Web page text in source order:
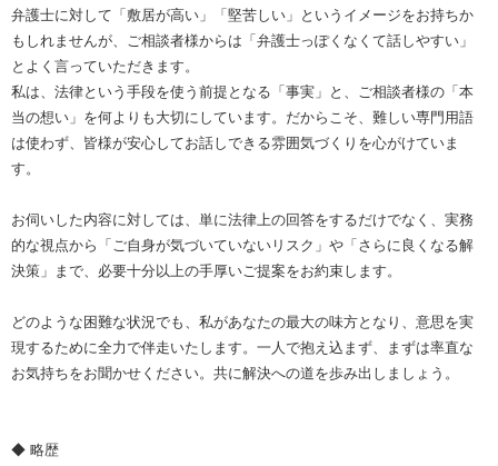
弁護士に対して「敷居が高い」「堅苦しい」というイメージをお持ちか
もしれませんが、ご相談者様からは「弁護士っぽくなくて話しやすい」
とよく言っていただきます。
私は、法律という手段を使う前提となる「事実」と、ご相談者様の「本
当の想い」を何よりも大切にしています。だからこそ、難しい専門用語
は使わず、皆様が安心してお話しできる雰囲気づくりを心がけていま
す。
お伺いした内容に対しては、単に法律上の回答をするだけでなく、実務
的な視点から「ご自身が気づいていないリスク」や「さらに良くなる解
決策」まで、必要十分以上の手厚いご提案をお約束します。
どのような困難な状況でも、私があなたの最大の味方となり、意思を実
現するために全力で伴走いたします。一人で抱え込まず、まずは率直な
お気持ちをお聞かせください。共に解決への道を歩み出しましょう。
◆ 略歴